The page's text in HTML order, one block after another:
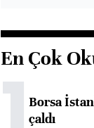
En Çok
Borsa
çaldı